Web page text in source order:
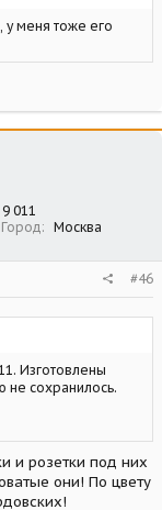
меня тоже его
9 011
Город
Москва
#46
Изготовлены
не сохранилось.
и розетки под них
они! По цвету